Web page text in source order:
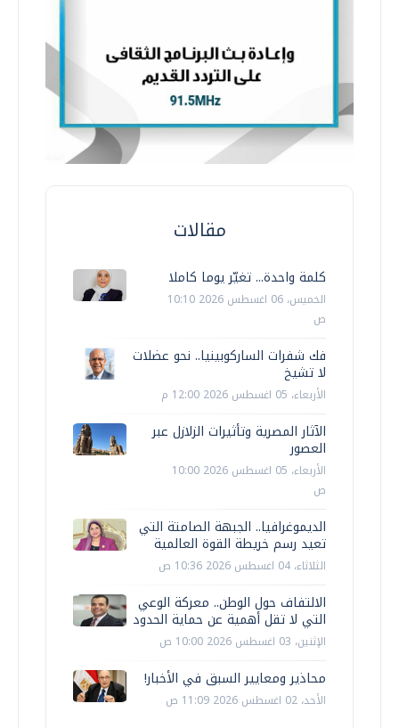
مقالات
كلمة واحدة... تغيّر يوما كاملا
الخميس، 06 اغسطس 2026 10:10
ص
فك شفرات الساركوبينيا.. نحو عضلات
لا تشيخ
الأربعاء، 05 اغسطس 2026 12:00 م
الآثار المصرية وتأثيرات الزلازل عبر
العصور
الأربعاء، 05 اغسطس 2026 10:00
ص
الديموغرافيا.. الجبهة الصامتة التي
تعيد رسم خريطة القوة العالمية
الثلاثاء، 04 اغسطس 2026 10:36 ص
الالتفاف حول الوطن.. معركة الوعي
التي لا تقل أهمية عن حماية الحدود
الإثنين، 03 اغسطس 2026 10:00 ص
محاذير ومعايير السبق في الأخبار!
الأحد، 02 اغسطس 2026 11:09 ص